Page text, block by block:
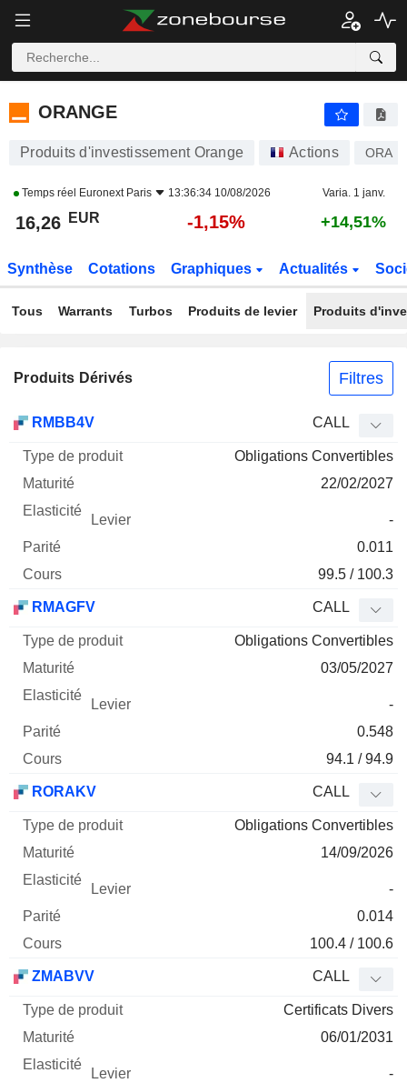
ORANGE
ORANGE
Produits d'investissement Orange Actions ORA
Temps réel Euronext Paris 13:36:34 10/08/2026 Varia. 1 janv.
16,26 EUR -1,15% +14,51%
Synthèse Cotations Graphiques Actualités
Tous Warrants Turbos Produits de levier Produits
Produits Dérivés Filtres
Mnemo Type produit
Elasticité Levier Parité
RMBB4V CALL
Obligations Convertibles
22/02/2027
-
0.011
99.5 / 100.3
RMAGFV CALL
Obligations Convertibles
03/05/2027
-
0.548
94.1 / 94.9
RORAKV CALL
Obligations Convertibles
14/09/2026
-
0.014
100.4 / 100.6
ZMABVV CALL
Certificats Divers
06/01/2031
-